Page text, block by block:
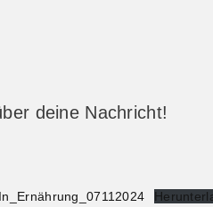
deine Nachricht!